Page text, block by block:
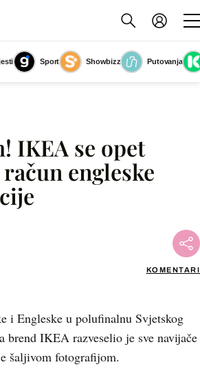
Sport Showbizz
Putovanja
Lampa brenda IKEA
(Foto: IKEA)
IKEA se opet
engleske
KOMENTARI
i Engleske u polufinalnu Svjetskog
brend IKEA razveselio je sve navijače
šaljivom fotografijom.